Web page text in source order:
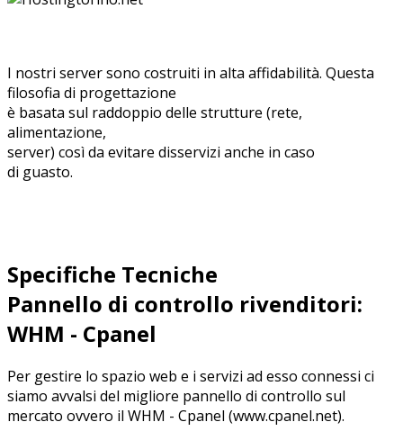
I nostri server sono costruiti in alta affidabilità. Questa
filosofia di progettazione
è basata sul raddoppio delle strutture (rete,
alimentazione,
server) così da evitare disservizi anche in caso
di guasto.
Specifiche Tecniche
Pannello di controllo rivenditori:
WHM - Cpanel
Per gestire lo spazio web e i servizi ad esso connessi ci
siamo avvalsi del migliore pannello di controllo sul
mercato ovvero il WHM - Cpanel (www.cpanel.net).